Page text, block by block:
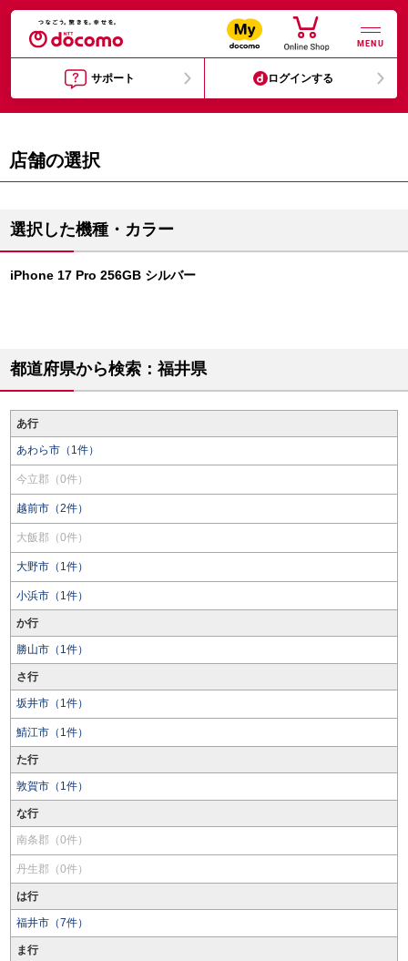
MENU
サポート ログインする
店舗の選択
選択した機種・カラー
iPhone 17 Pro 256GB シルバー
都道府県から検索：福井県
あ行
あわら市（1件）
今立郡（0件）
越前市（2件）
大飯郡（0件）
大野市（1件）
小浜市（1件）
か行
勝山市（1件）
さ行
坂井市（1件）
鯖江市（1件）
た行
敦賀市（1件）
な行
南条郡（0件）
丹生郡（0件）
は行
福井市（7件）
ま行